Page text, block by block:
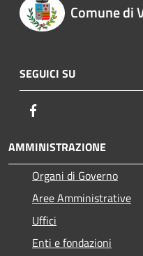
Comune di
SEGUICI SU
AMMINISTRAZIONE
Organi di Governo
Aree Amministrative
Uffici
Enti e fondazioni